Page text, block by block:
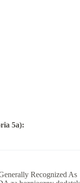
5a):
Recognized As